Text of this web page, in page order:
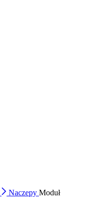
Naczepy Moduł